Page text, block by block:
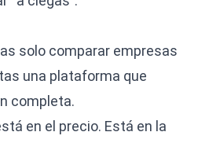
solo comparar empresas
una plataforma que
completa.
en el precio. Está en la